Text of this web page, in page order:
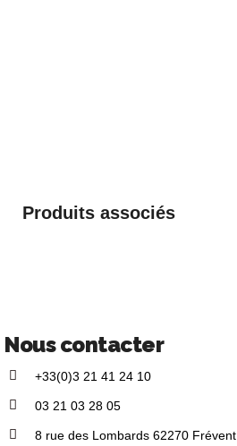
Produits associés
Nous contacter
+33(0)3 21 41 24 10
03 21 03 28 05
8 rue des Lombards 62270 Frévent